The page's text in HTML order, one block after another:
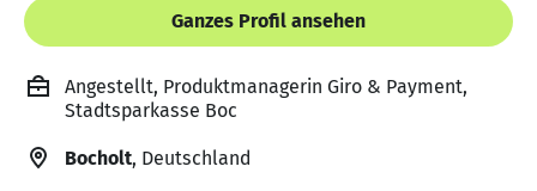
Ganzes Profil ansehen
Angestellt, Produktmanagerin Giro & Payment,
Stadtsparkasse Boc
Bocholt, Deutschland